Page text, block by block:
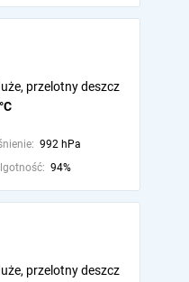
przelotny deszcz
992 hPa
94%
przelotny deszcz